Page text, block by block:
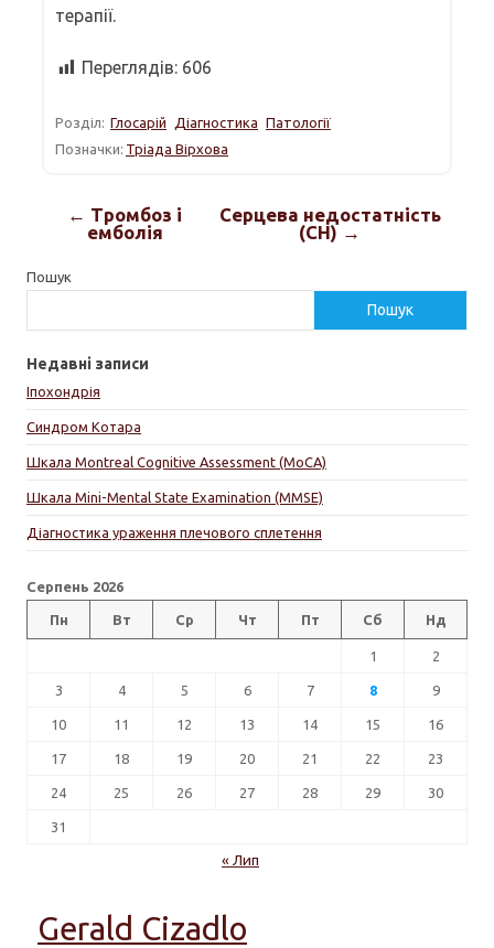
терапії.
Переглядів: 606
Розділ: Глосарій Діагностика Патології
Позначки: Тріада Вірхова
← Тромбоз і
емболія
Серцева недостатність
(СН) →
Пошук
Пошук
Недавні записи
Іпохондрія
Синдром Котара
Шкала Montreal Cognitive Assessment (MoCA)
Шкала Mini-Mental State Examination (MMSE)
Діагностика ураження плечового сплетення
Серпень 2026
Пн Вт Ср Чт Пт Сб Нд
1 2
3 4 5 6 7 8 9
10 11 12 13 14 15 16
17 18 19 20 21 22 23
24 25 26 27 28 29 30
31
« Лип
Gerald Cizadlo